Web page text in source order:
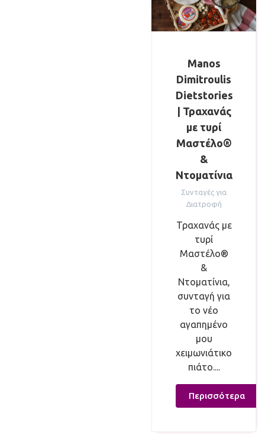
Manos
Dimitroulis
Dietstories
| Τραχανάς
με τυρί
Μαστέλο®
&
Ντοματίνια
Συνταγές για
Διατροφή
Τραχανάς με
τυρί
Μαστέλο®
&
Ντοματίνια,
συνταγή για
το νέο
αγαπημένο
μου
χειμωνιάτικο
πιάτο....
Περισσότερα